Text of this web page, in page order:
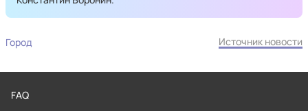
Город Источник новости
FAQ